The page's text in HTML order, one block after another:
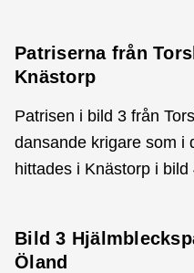
Patriserna från
Knästorp
Patrisen i bild 3 från
dansande krigare som i
hittades i Knästorp i bild
Bild 3
Öland